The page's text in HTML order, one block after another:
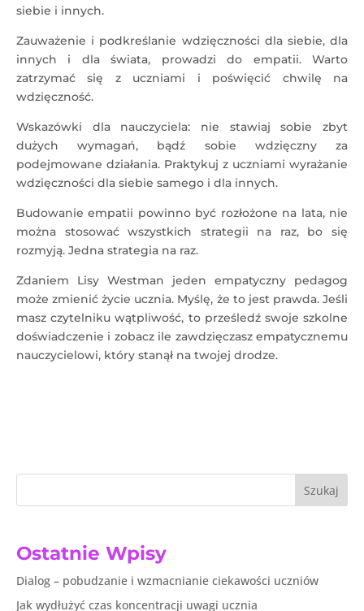
siebie i innych.
Zauważenie i podkreślanie wdzięczności dla siebie, dla
innych i dla świata, prowadzi do empatii. Warto
zatrzymać się z uczniami i poświęcić chwilę na
wdzięczność.
Wskazówki dla nauczyciela: nie stawiaj sobie zbyt
dużych wymagań, bądź sobie wdzięczny za
podejmowane działania. Praktykuj z uczniami wyrażanie
wdzięczności dla siebie samego i dla innych.
Budowanie empatii powinno być rozłożone na lata, nie
można stosować wszystkich strategii na raz, bo się
rozmyją. Jedna strategia na raz.
Zdaniem Lisy Westman jeden empatyczny pedagog
może zmienić życie ucznia. Myślę, że to jest prawda. Jeśli
masz czytelniku wątpliwość, to prześledź swoje szkolne
doświadczenie i zobacz ile zawdzięczasz empatycznemu
nauczycielowi, który stanął na twojej drodze.
Szukaj
Ostatnie Wpisy
Dialog – pobudzanie i wzmacnianie ciekawości uczniów
Jak wydłużyć czas koncentracji uwagi ucznia